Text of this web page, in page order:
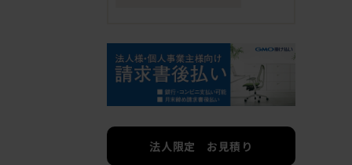
法人限定 お見積り